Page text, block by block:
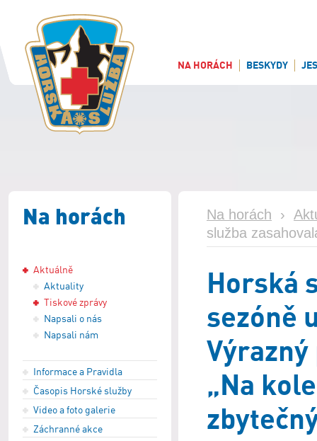
NA HORÁCH BESKYDY
Na horách
Aktuálně
Aktuality
Tiskové zprávy
Napsali o nás
Napsali nám
Informace a Pravidla
Časopis Horské služby
Video a foto galerie
Záchranné akce
Na horách ›
služba
Horská
sezóně
„Na